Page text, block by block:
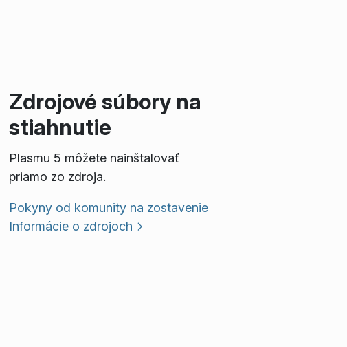
Zdrojové súbory na
stiahnutie
Plasmu 5 môžete nainštalovať
priamo zo zdroja.
Pokyny od komunity na zostavenie
Informácie o zdrojoch